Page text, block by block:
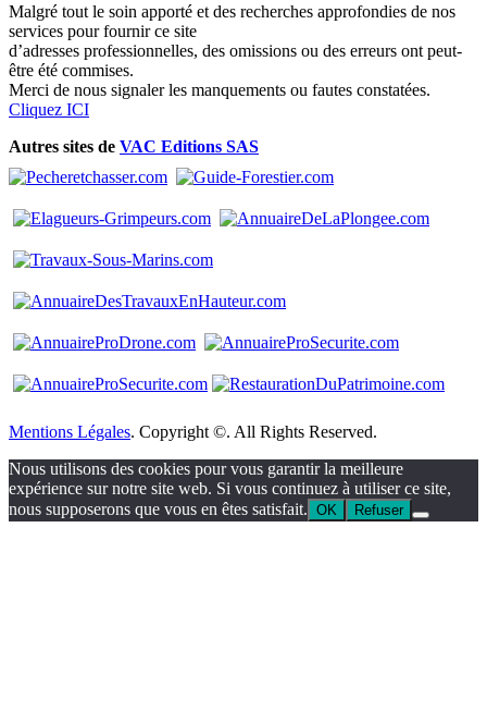
Malgré tout le soin apporté et des recherches approfondies de nos
services pour fournir ce site
d’adresses professionnelles, des omissions ou des erreurs ont peut-
être été commises.
Merci de nous signaler les manquements ou fautes constatées.
Cliquez ICI
Autres sites de VAC Editions SAS
Mentions Légales. Copyright ©. All Rights Reserved.
Nous utilisons des cookies pour vous garantir la meilleure
expérience sur notre site web. Si vous continuez à utiliser ce site,
nous supposerons que vous en êtes satisfait. OK Refuser